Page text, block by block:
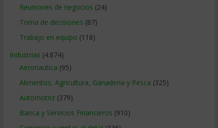
Reuniones de negocios (24)
Toma de decisiones (87)
Trabajo en equipo (118)
Industrias (4.874)
Aeronautica (95)
Alimentos, Agricultura, Ganaderia y Pesca (325)
Automotriz(379)
Banca y Servicios Financieros (910)